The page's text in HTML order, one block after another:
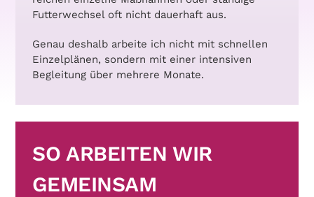
Futterwechsel oft nicht dauerhaft aus.
Genau deshalb arbeite ich nicht mit schnellen
Einzelplänen, sondern mit einer intensiven
Begleitung über mehrere Monate.
SO ARBEITEN WIR
GEMEINSAM